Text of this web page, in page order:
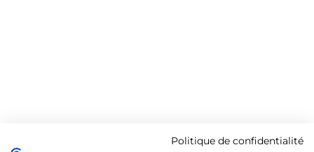
Politique de confidentialité